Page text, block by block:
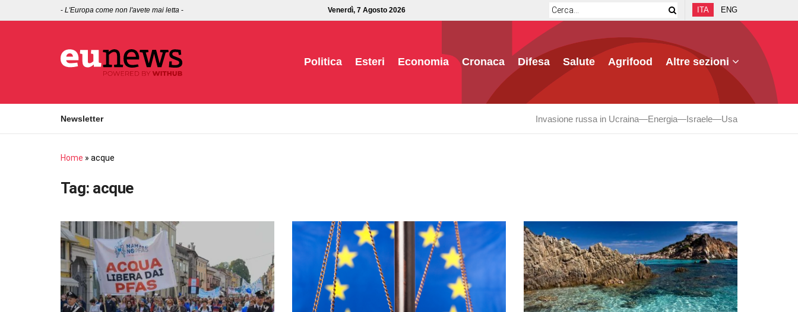
- L'Europa come non l'avete mai letta - Venerdì, 7 Agosto 2026 ITA ENG
Politica Esteri Economia Cronaca Difesa Salute Agrifood Altre sezioni
Newsletter Invasione russa in Ucraina Energia Israele Usa
Home » acque
Tag: acque